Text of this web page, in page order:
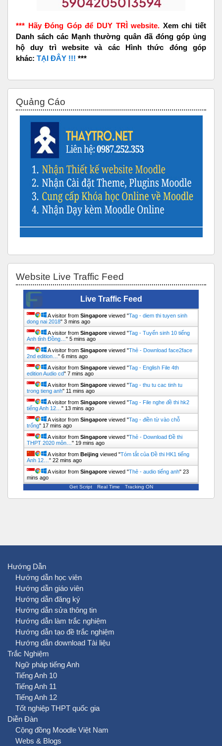
*** Hãy Đóng Góp để DUY TRÌ website. Xem chi tiết
Danh sách các Mạnh thường quân đã đóng góp ủng
hộ duy trì website và các Hình thức đóng góp
khác: TẠI ĐÂY !!! ***
Quảng Cáo
Website Live Traffic Feed
Live Traffic Feed
A visitor from Singapore viewed "Tag - diem thi tuyen sinh
dong nai 2018" 3 mins ago
A visitor from Singapore viewed "Tag - Tuyển sinh 10 tiếng
Anh tỉnh Đồng… " 5 mins ago
A visitor from Singapore viewed "Thẻ - Download face2face
2nd edition… " 6 mins ago
A visitor from Singapore viewed "Tag - English File 4th
edition Audio cd" 7 mins ago
A visitor from Singapore viewed "Tag - thu tu cac tinh tu
trong tieng anh" 11 mins ago
A visitor from Singapore viewed "Tag - File nghe đề thi hk2
tiếng Anh 12… " 13 mins ago
A visitor from Singapore viewed "Tag - điền từ vào chỗ
trống" 17 mins ago
A visitor from Singapore viewed "Thẻ - Download Đề thi
THPT 2020 môn… " 19 mins ago
A visitor from Beijing viewed "Tóm tắt của Đề thi HK1 tiếng
Anh 12… " 22 mins ago
A visitor from Singapore viewed "Thẻ - audio tiếng anh" 23
mins ago
Get Script Real Time Tracking ON
Hướng Dẫn
Hướng dẫn học viên
Hướng dẫn giáo viên
Hướng dẫn đăng ký
Hướng dẫn sửa thông tin
Hướng dẫn làm trắc nghiệm
Hướng dẫn tạo đề trắc nghiệm
Hướng dẫn download Tài liệu
Trắc Nghiệm
Ngữ pháp tiếng Anh
Tiếng Anh 10
Tiếng Anh 11
Tiếng Anh 12
Tốt nghiệp THPT quốc gia
Diễn Đàn
Cộng đồng Moodle Việt Nam
Webs & Blogs